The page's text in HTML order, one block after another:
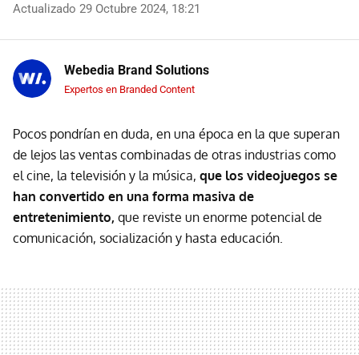
Actualizado 29 Octubre 2024, 18:21
Webedia Brand Solutions
Expertos en Branded Content
Pocos pondrían en duda, en una época en la que superan
de lejos las ventas combinadas de otras industrias como
el cine, la televisión y la música, que los videojuegos se
han convertido en una forma masiva de
entretenimiento, que reviste un enorme potencial de
comunicación, socialización y hasta educación.